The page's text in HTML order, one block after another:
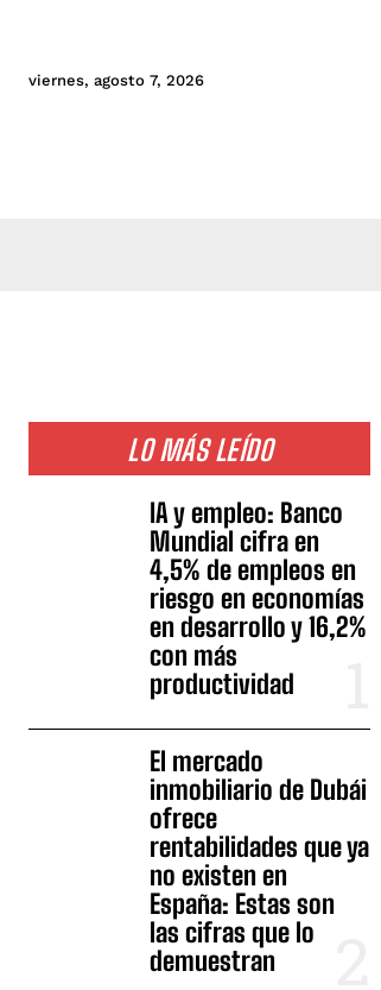
viernes, agosto 7, 2026
LO MÁS LEÍDO
IA y empleo: Banco
Mundial cifra en
4,5% de empleos en
riesgo en economías
en desarrollo y 16,2%
con más
productividad
El mercado
inmobiliario de Dubái
ofrece
rentabilidades que ya
no existen en
España: Estas son
las cifras que lo
demuestran